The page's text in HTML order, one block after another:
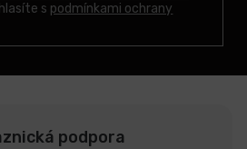
s podmínkami ochrany
podpora